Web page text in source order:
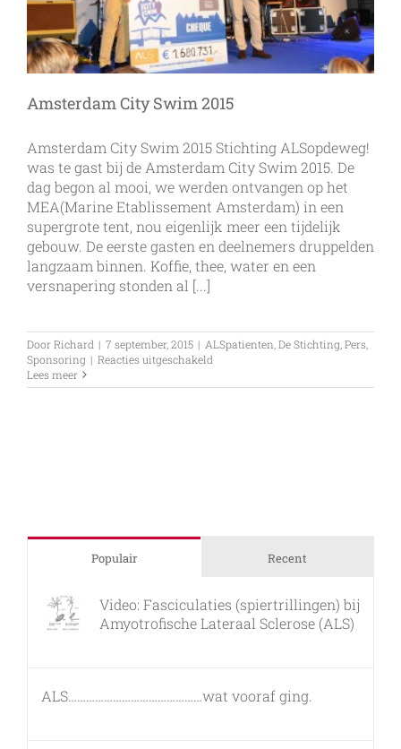
Amsterdam City Swim 2015
Amsterdam City Swim 2015 Stichting ALSopdeweg!
was te gast bij de Amsterdam City Swim 2015. De
dag begon al mooi, we werden ontvangen op het
MEA(Marine Etablissement Amsterdam) in een
supergrote tent, nou eigenlijk meer een tijdelijk
gebouw. De eerste gasten en deelnemers druppelden
langzaam binnen. Koffie, thee, water en een
versnapering stonden al [...]
DoorRichard | 7 september, 2015 | ALSpatienten De Stichting Pers
Sponsoring | Reacties uitgeschakeld
City
Lees meer
Populair Recent
Video: Fasciculaties (spiertrillingen) bij
Amyotrofische Lateraal Sclerose (ALS)
ALS………………………………………wat vooraf ging.